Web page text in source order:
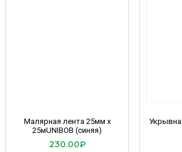
Малярная лента 25мм х
25мUNIBOB (синяя)
230.00₽